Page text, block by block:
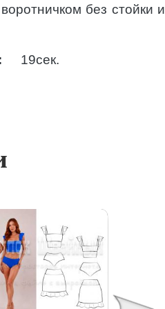
без стойки и
18сек.